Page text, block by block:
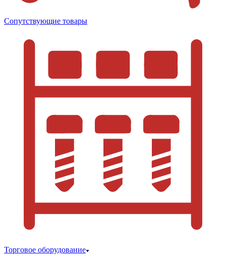
Сопутствующие товары
Торговое оборудование